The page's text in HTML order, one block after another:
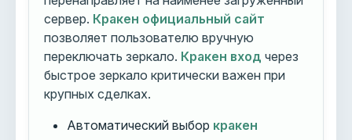
сервер. Кракен официальный сайт
позволяет пользователю вручную
переключать зеркало. Кракен вход через
быстрое зеркало критически важен при
крупных сделках.
Автоматический выбор кракен